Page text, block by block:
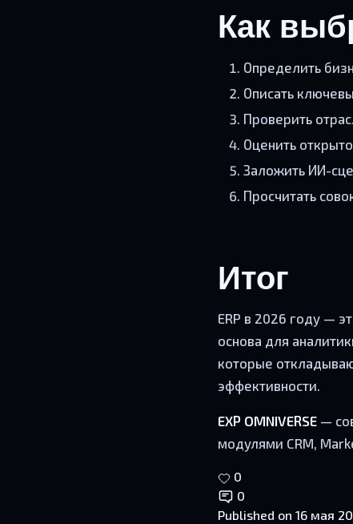
Как
Определить
Описать
Проверить
Оценить
Заложить ИИ-
Просчитать
Итог
ERP в 2026 году —
основа для
которые
эффективности.
EXP OMNIVERSE —
модулями CRM,
0
0
Published on 16 мая